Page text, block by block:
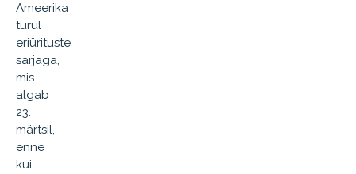
Ameerika
turul
eriürituste
sarjaga,
mis
algab
23.
märtsil,
enne
kui